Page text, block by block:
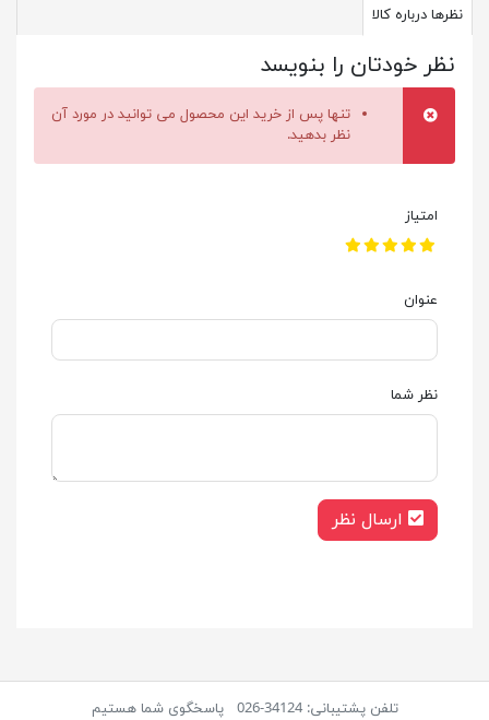
نظرها درباره کالا
نظر خودتان را بنویسد
تنها پس از خرید این محصول می توانید در مورد آن
نظر بدهید.
امتیاز
عنوان
نظر شما
ارسال نظر
تلفن پشتیبانی: 34124-026 پاسخگوی شما هستیم